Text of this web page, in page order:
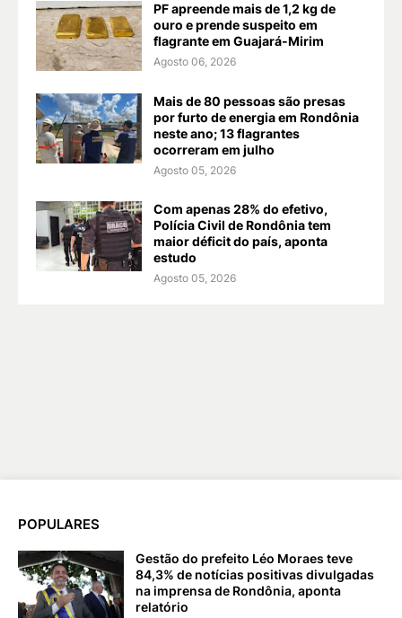
PF apreende mais de 1,2 kg de
ouro e prende suspeito em
flagrante em Guajará-Mirim
Agosto 06, 2026
Mais de 80 pessoas são presas
por furto de energia em Rondônia
neste ano; 13 flagrantes
ocorreram em julho
Agosto 05, 2026
Com apenas 28% do efetivo,
Polícia Civil de Rondônia tem
maior déficit do país, aponta
estudo
Agosto 05, 2026
POPULARES
Gestão do prefeito Léo Moraes teve
84,3% de notícias positivas divulgadas
na imprensa de Rondônia, aponta
relatório